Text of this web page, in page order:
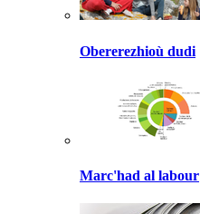
Obererezhioù dudi
Marc'had al labour